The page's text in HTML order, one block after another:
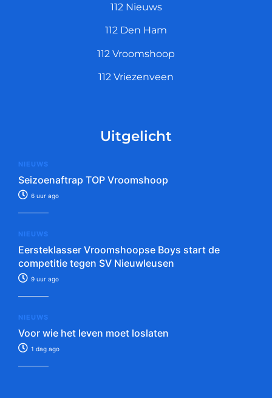
112 Nieuws
112 Den Ham
112 Vroomshoop
112 Vriezenveen
Uitgelicht
NIEUWS
Seizoenaftrap TOP Vroomshoop
6 uur ago
NIEUWS
Eersteklasser Vroomshoopse Boys start de
competitie tegen SV Nieuwleusen
9 uur ago
NIEUWS
Voor wie het leven moet loslaten
1 dag ago